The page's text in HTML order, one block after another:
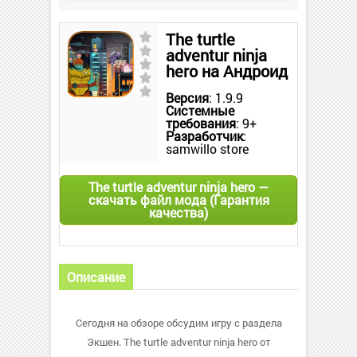
The turtle
adventur ninja
hero на Андроид
Версия: 1.9.9
Системные
требования: 9+
Разработчик:
samwillo store
The turtle adventur ninja hero —
скачать файл мода (Гарантия
качества)
Описание
Сегодня на обзоре обсудим игру с раздела
Экшен. The turtle adventur ninja hero от